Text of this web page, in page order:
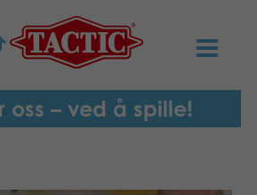
– ved å spille!